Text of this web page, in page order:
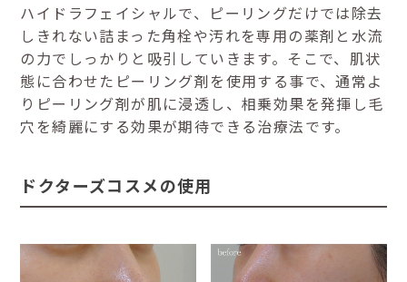
ハイドラフェイシャルで、ピーリングだけでは除去
しきれない詰まった角栓や汚れを専用の薬剤と水流
の力でしっかりと吸引していきます。そこで、肌状
態に合わせたピーリング剤を使用する事で、通常よ
りピーリング剤が肌に浸透し、相乗効果を発揮し毛
穴を綺麗にする効果が期待できる治療法です。
ドクターズコスメの使用